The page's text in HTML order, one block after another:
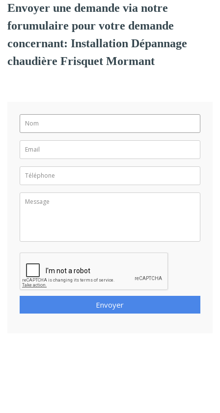
Envoyer une demande via notre
forumulaire pour votre demande
concernant: Installation Dépannage
chaudière Frisquet Mormant
Envoyer